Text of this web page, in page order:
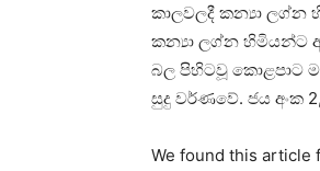
කාලවලදී කන්‍යා ලග්න
කන්‍යා ලග්න හිමියන්ට
බල පිහිටවූ කොළපාට
සුදු වර්ණවේ. ජය අංක
We found this article